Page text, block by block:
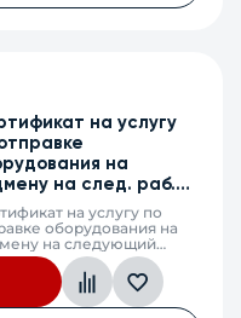
на услугу
на
на след. раб.
MES2310-12XU, 2 г.
на услугу по
оборудования на
на следующий
день (next business
shipping) в случае выхода
оборудования,
12XU, 2 календарных